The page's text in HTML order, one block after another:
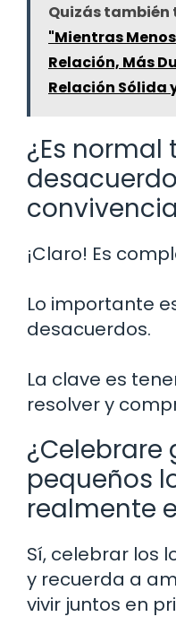
Quizás también
"Mientras
Relación, Más
Relación Sólida
¿Es normal
¡Claro! Es
Lo importante
desacuerdos.
La clave es
resolver y
¿Celebrare
pequeños
realmente
Sí, celebrar los
y recuerda a
vivir juntos en